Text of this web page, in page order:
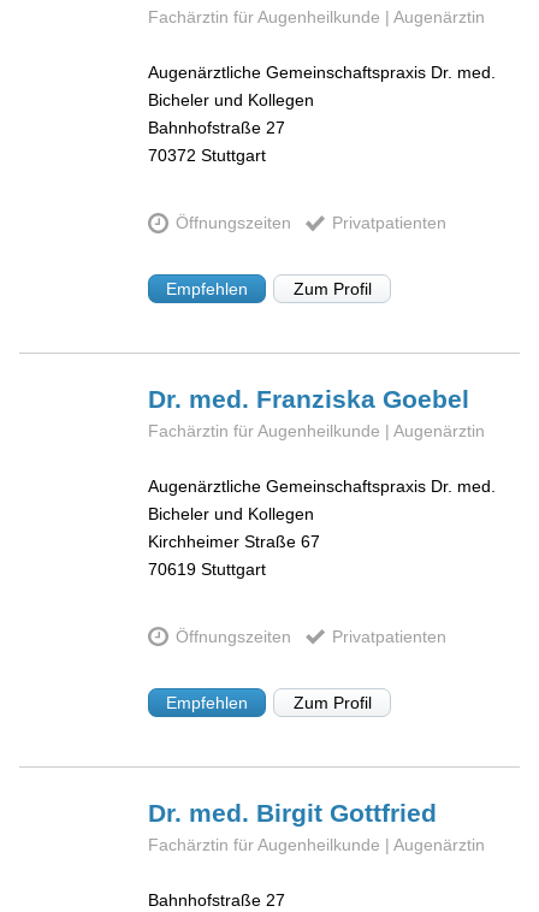
Fachärztin für Augenheilkunde | Augenärztin
Augenärztliche Gemeinschaftspraxis Dr. med.
Bicheler und Kollegen
Bahnhofstraße 27
70372 Stuttgart
Öffnungszeiten Privatpatienten
Empfehlen Zum Profil
Dr. med. FranziskaGoebel
Fachärztin für Augenheilkunde | Augenärztin
Augenärztliche Gemeinschaftspraxis Dr. med.
Bicheler und Kollegen
Kirchheimer Straße 67
70619 Stuttgart
Öffnungszeiten Privatpatienten
Empfehlen Zum Profil
Dr. med. BirgitGottfried
Fachärztin für Augenheilkunde | Augenärztin
Bahnhofstraße 27